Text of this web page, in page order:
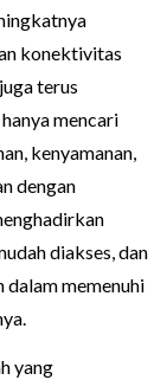
konektivitas
terus
mencari
kenyamanan,
dengan
diakses, dan
memenuhi
yang